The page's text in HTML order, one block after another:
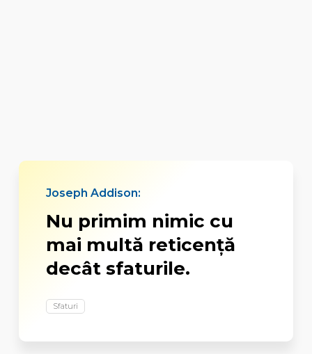
Joseph Addison:
Nu primim nimic cu
mai multă reticență
decât sfaturile.
Sfaturi